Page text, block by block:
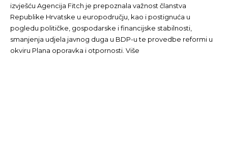
izvješću Agencija Fitch je prepoznala važnost članstva
Republike Hrvatske u europodručju, kao i postignuća u
pogledu političke, gospodarske i financijske stabilnosti,
smanjenja udjela javnog duga u BDP-u te provedbe reformi u
okviru Plana oporavka i otpornosti. Više